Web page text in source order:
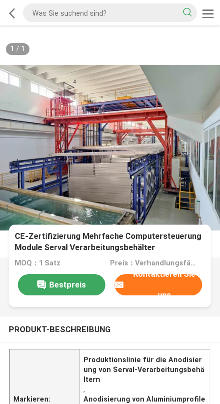
1 / 1
CE-Zertifizierung Mehrfache Computersteuerung
Module Serval Verarbeitungsbehälter
Anodisierung Produktionslinie von
MOQ：1 Satz Preis：Verhandlungsfähig
Bestpreis
Kontaktieren Sie
uns
PRODUKT-BESCHREIBUNG
Markieren:
Produktionslinie für die Anodisier
ung von Serval-Verarbeitungsbehä
ltern
,
Anodisierung von Aluminiumprofile